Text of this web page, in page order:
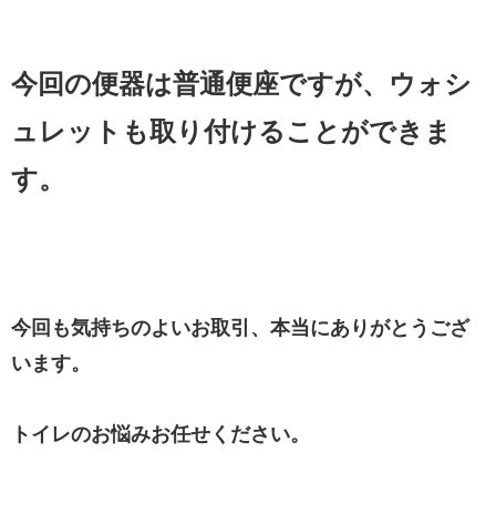
今回の便器は普通便座ですが、ウォシ
ュレットも取り付けることができま
す。
今回も気持ちのよいお取引、本当にありがとうござ
います。
トイレのお悩みお任せください。